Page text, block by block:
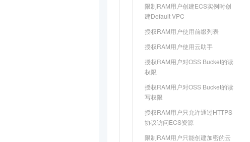
限制RAM用户创建ECS实例时创
建Default VPC
授权RAM用户使用前缀列表
授权RAM用户使用云助手
授权RAM用户对OSS Bucket的读
权限
授权RAM用户对OSS Bucket的读
写权限
授权RAM用户只允许通过HTTPS
协议访问ECS资源
限制RAM用户只能创建加密的云